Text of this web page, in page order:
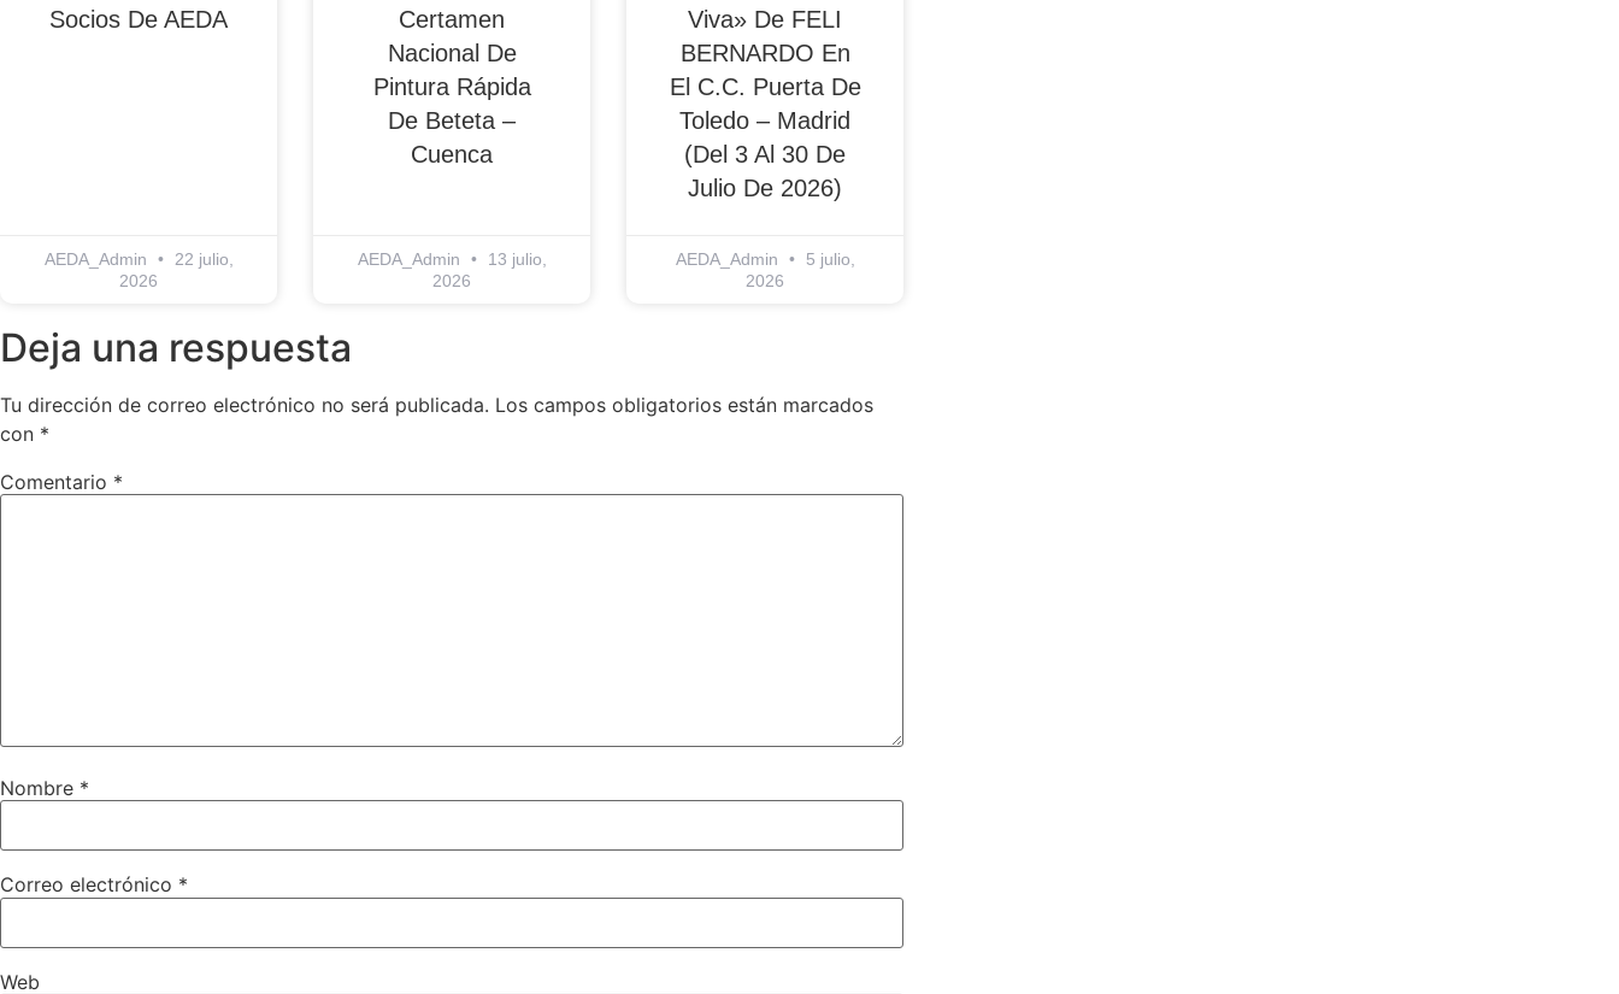
Socios De AEDA
AEDA_Admin
22 julio,
2026
Certamen
Nacional De
Pintura Rápida
De Beteta –
Cuenca
AEDA_Admin
13 julio,
2026
Viva» De FELI
BERNARDO En
El C.C. Puerta De
Toledo – Madrid
(del 3 Al 30 De
Julio De 2026)
AEDA_Admin
5 julio,
2026
Deja una respuesta
Tu dirección de correo electrónico no será publicada. Los campos obligatorios están marcados
con *
Comentario *
Nombre *
Correo electrónico *
Web